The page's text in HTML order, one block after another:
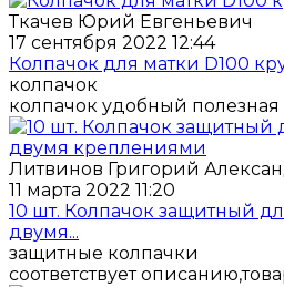
Ткачев Юрий Евгеньевич
17 сентября 2022 12:44
Колпачок для матки D100
колпачок
колпачок удобный
Литвинов Григорий
11 марта 2022 11:20
10 шт. Колпачок защитный
двумя...
защитные колпачки
соответствует